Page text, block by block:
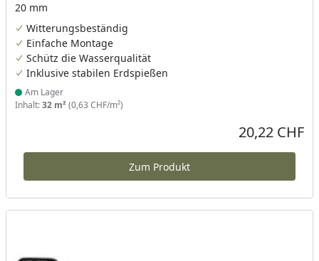
20 mm
Witterungsbeständig
Einfache Montage
Schütz die Wasserqualität
Inklusive stabilen Erdspießen
Produkt am Lager
Am Lager
Inhalt:32 m² (0,63 CHF/m²)
Aktueller Preis
20,22 CHF
Zum Produkt